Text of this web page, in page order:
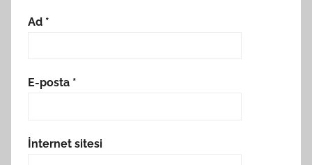
Ad *
E-posta *
İnternet sitesi